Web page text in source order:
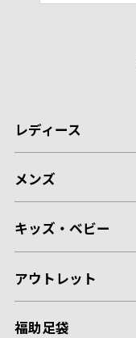
レディース
メンズ
キッズ・ベビー
アウトレット
福助足袋